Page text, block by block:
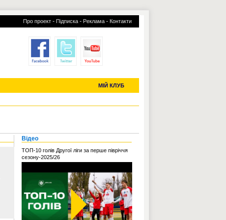
Про проект - Підписка - Реклама - Контакти
МІЙ КЛУБ
УСІ ТРАНСФЕРИ
Відео
ТОП-10 голів Другої ліги за перше півріччя
сезону-2025/26